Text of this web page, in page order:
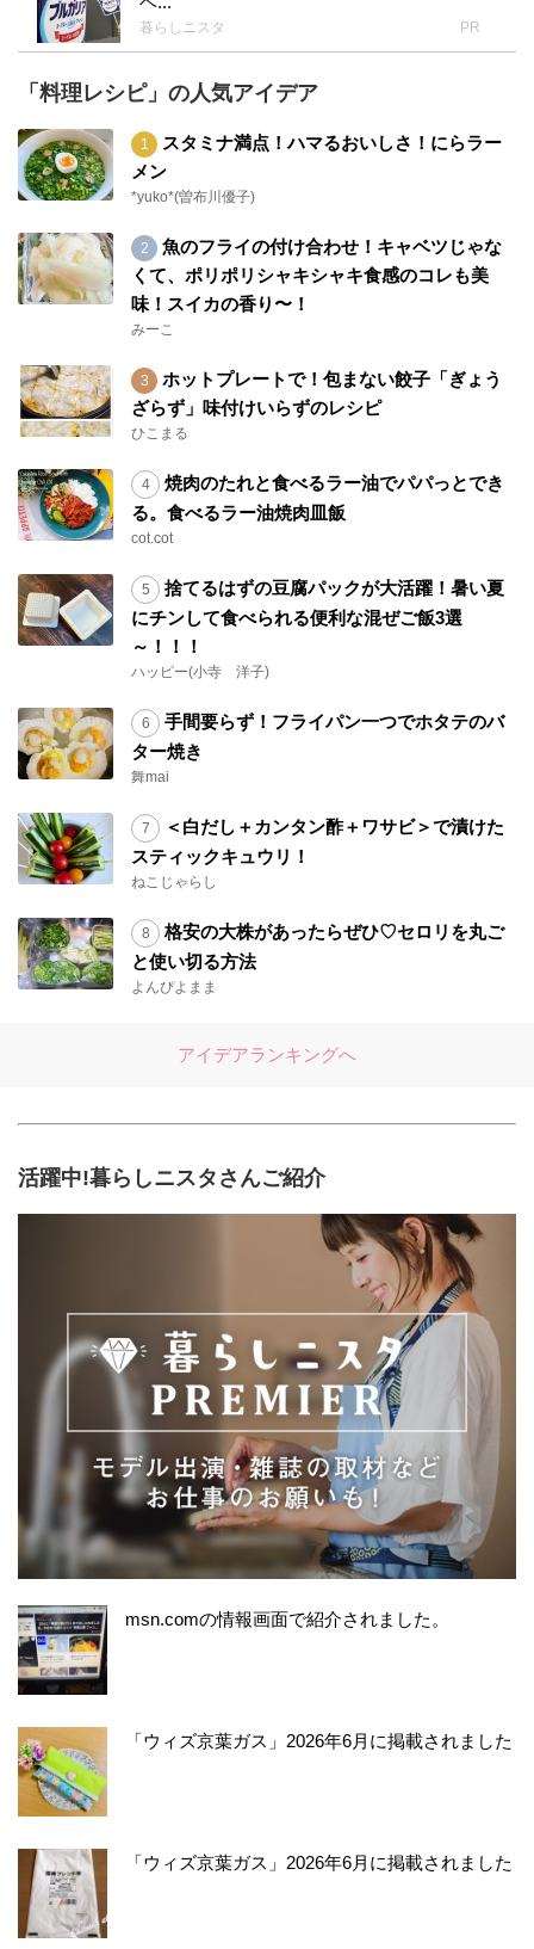
部門銀賞、とっても嬉しいです? ありがとうご
ざいます！ 嬉しくて、ドキドキしちゃいました
宝するので、これから始まる夏休みのおやつに
た日本エー・アイ・シー株式会社さま、ありが
とうございました。 暮らしニスタスタッフの皆
みながら投稿させていただきますので、どうぞ
よろしくお願いいたします。 naoco
暮らしニスタ PR
「料理レシピ」の人気アイデア
スタミナ満点！ハマるおいしさ！にらラー
メン
*yuko*(曽布川優子)
魚のフライの付け合わせ！キャベツじゃな
くて、ポリポリシャキシャキ食感のコレも美
味！スイカの香り〜！
みーこ
ホットプレートで！包まない餃子「ぎょう
ざらず」味付けいらずのレシピ
ひこまる
焼肉のたれと食べるラー油でパパっとでき
る。食べるラー油焼肉皿飯
cot.cot
捨てるはずの豆腐パックが大活躍！暑い夏
にチンして食べられる便利な混ぜご飯3選
～！！！
ハッピー(小寺 洋子)
手間要らず！フライパン一つでホタテのバ
ター焼き
舞mai
＜白だし＋カンタン酢＋ワサビ＞で漬けた
スティックキュウリ！
ねこじゃらし
格安の大株があったらぜひ♡セロリを丸ご
と使い切る方法
よんぴよまま
アイデアランキングへ
活躍中!暮らしニスタさんご紹介
msn.comの情報画面で紹介されました。
「ウィズ京葉ガス」2026年6月に掲載されました
「ウィズ京葉ガス」2026年6月に掲載されました